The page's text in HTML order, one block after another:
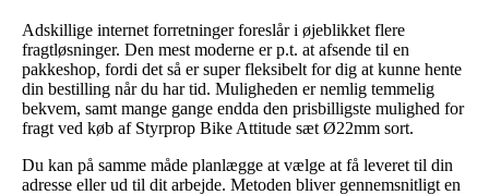
Adskillige internet forretninger foreslår i øjeblikket flere
fragtløsninger. Den mest moderne er p.t. at afsende til en
pakkeshop, fordi det så er super fleksibelt for dig at kunne hente
din bestilling når du har tid. Muligheden er nemlig temmelig
bekvem, samt mange gange endda den prisbilligste mulighed for
fragt ved køb af Styrprop Bike Attitude sæt Ø22mm sort.
Du kan på samme måde planlægge at vælge at få leveret til din
adresse eller ud til dit arbejde. Metoden bliver gennemsnitligt en